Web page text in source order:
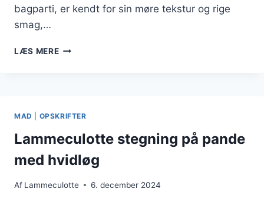
bagparti, er kendt for sin møre tekstur og rige
smag,…
LÆS MERELAMMECULOTTE
MAD OPSKRIFTER
Lammeculotte stegning på pande
med hvidløg
Af Lammeculotte 6. december 2024